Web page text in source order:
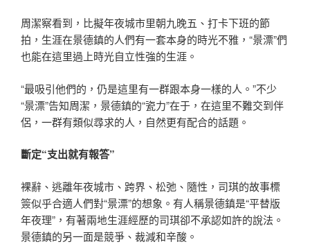
周潔察看到，比擬年夜城市里朝九晚五、打卡下班的節
拍，生涯在景德鎮的人們有一套本身的時光不雅，“景漂”們
也能在這里過上時光自立性強的生涯。
“最吸引他們的，仍是這里有一群跟本身一樣的人。”不少
“景漂”告知周潔，景德鎮的“瓷力”在于，在這里不難交到伴
侶，一群有類似尋求的人，自然更有配合的話題。
斷定“支出就有報答”
裸辭、逃離年夜城市、跨界、松弛、隨性，司琪的故事標
簽似乎合適人們對“景漂”的想象。有人稱景德鎮是“平替版
年夜理”，有著兩地生涯經歷的司琪卻不承認如許的說法。
景德鎮的另一面是競爭、裁減和辛酸。